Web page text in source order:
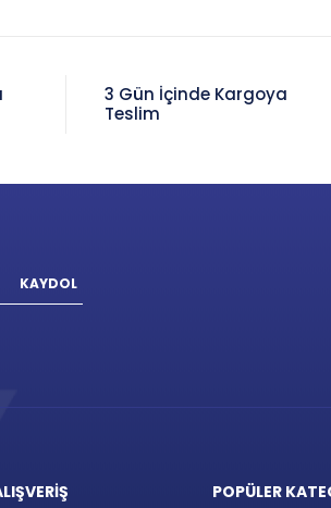
3 Gün İçinde Kargoya
Teslim
KAYDOL
POPÜLER